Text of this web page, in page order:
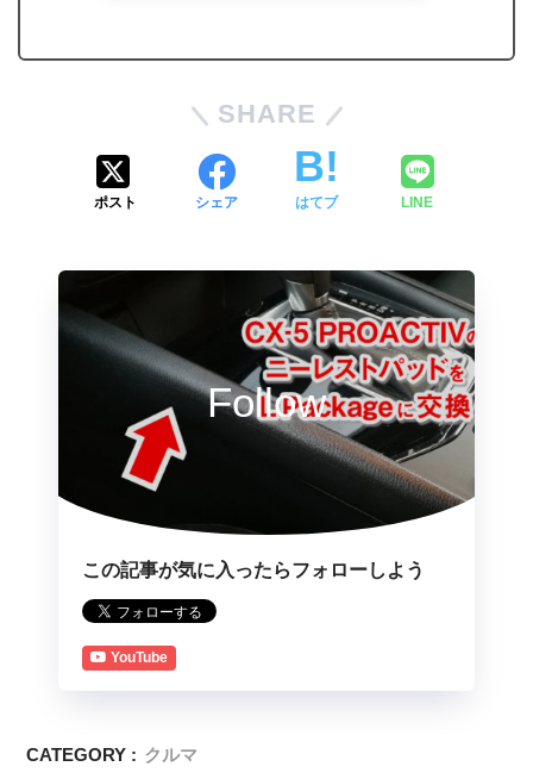
SHARE
ポスト シェア はてブ LINE
Follow
この記事が気に入ったらフォローしよう
YouTube
CATEGORY : クルマ